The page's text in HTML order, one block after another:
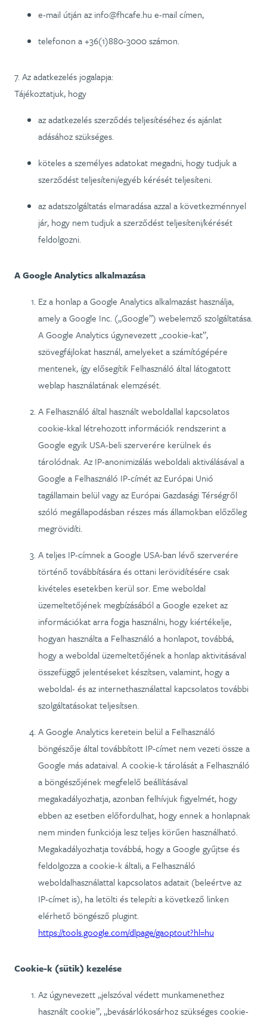
e-mail útján az info@fhcafe.hu e-mail címen,
telefonon a +36(1)880-3000 számon.
7. Az adatkezelés jogalapja:
Tájékoztatjuk, hogy
az adatkezelés szerződés teljesítéséhez és ajánlat
adásához szükséges.
köteles a személyes adatokat megadni, hogy tudjuk a
szerződést teljesíteni/egyéb kérését teljesíteni.
az adatszolgáltatás elmaradása azzal a következménnyel
jár, hogy nem tudjuk a szerződést teljesíteni/kérését
feldolgozni.
A Google Analytics alkalmazása
Ez a honlap a Google Analytics alkalmazást használja,
amely a Google Inc. („Google”) webelemző szolgáltatása.
A Google Analytics úgynevezett „cookie-kat”,
szövegfájlokat használ, amelyeket a számítógépére
mentenek, így elősegítik Felhasználó által látogatott
weblap használatának elemzését.
A Felhasználó által használt weboldallal kapcsolatos
cookie-kkal létrehozott információk rendszerint a
Google egyik USA-beli szerverére kerülnek és
tárolódnak. Az IP-anonimizálás weboldali aktiválásával a
Google a Felhasználó IP-címét az Európai Unió
tagállamain belül vagy az Európai Gazdasági Térségről
szóló megállapodásban részes más államokban előzőleg
megrövidíti.
A teljes IP-címnek a Google USA-ban lévő szerverére
történő továbbítására és ottani lerövidítésére csak
kivételes esetekben kerül sor. Eme weboldal
üzemeltetőjének megbízásából a Google ezeket az
információkat arra fogja használni, hogy kiértékelje,
hogyan használta a Felhasználó a honlapot, továbbá,
hogy a weboldal üzemeltetőjének a honlap aktivitásával
összefüggő jelentéseket készítsen, valamint, hogy a
weboldal- és az internethasználattal kapcsolatos további
szolgáltatásokat teljesítsen.
A Google Analytics keretein belül a Felhasználó
böngészője által továbbított IP-címet nem vezeti össze a
Google más adataival. A cookie-k tárolását a Felhasználó
a böngészőjének megfelelő beállításával
megakadályozhatja, azonban felhívjuk figyelmét, hogy
ebben az esetben előfordulhat, hogy ennek a honlapnak
nem minden funkciója lesz teljes körűen használható.
Megakadályozhatja továbbá, hogy a Google gyűjtse és
feldolgozza a cookie-k általi, a Felhasználó
weboldalhasználattal kapcsolatos adatait (beleértve az
IP-címet is), ha letölti és telepíti a következő linken
elérhető böngésző plugint.
https://tools.google.com/dlpage/gaoptout?hl=hu
Cookie-k (sütik) kezelése
Az úgynevezett „jelszóval védett munkamenethez
használt cookie”, „bevásárlókosárhoz szükséges cookie-